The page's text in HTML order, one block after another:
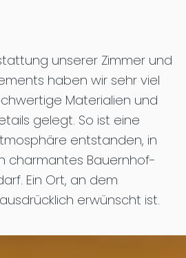
unserer Zimmer und
haben wir sehr viel
Materialien und
gelegt. So ist eine
entstanden, in
charmantes Bauernhof-
Ein Ort, an dem
erwünscht ist.